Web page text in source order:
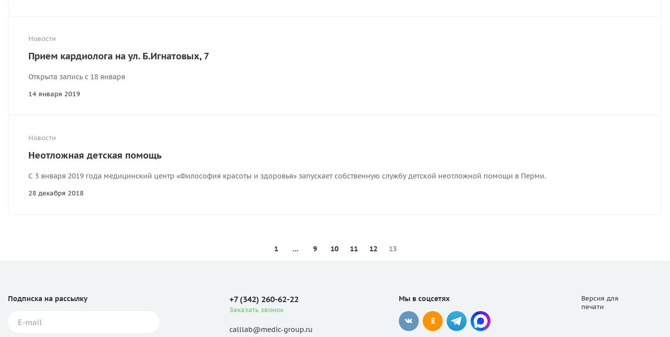
Новости
Прием кардиолога на ул. Б.Игнатовых, 7
Открыта запись с 18 января
14 января 2019
Новости
Неотложная детская помощь
С 3 января 2019 года медицинский центр «Философия красоты и здоровья» запускает собственную службу детской неотложной помощи в Перми.
28 декабря 2018
1 ... 9 10 11 12 13
Подписка на рассылку +7 (342) 260-62-22
Заказать звонок
calllab@medic-group.ru
Мы в соцсетях
Версия для
печати